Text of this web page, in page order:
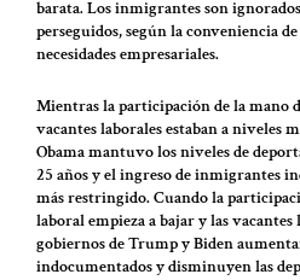
barata. Los inmigrantes son
perseguidos, según la conveniencia
necesidades empresariales.
Mientras la participación de la mano
vacantes laborales estaban a niveles
Obama mantuvo los niveles de
25 años y el ingreso de inmigrantes
más restringido. Cuando la
laboral empieza a bajar y las
gobiernos de Trump y Biden
indocumentados y disminuyen las